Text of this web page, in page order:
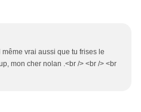
vrai aussi que tu frises le
mon cher nolan .<br /> <br /> <br